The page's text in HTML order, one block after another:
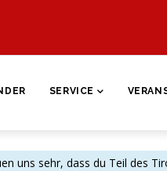
SERVICE
uns sehr, dass du Teil des